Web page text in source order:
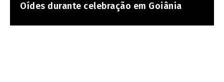
Oídes durante celebração em Goiânia